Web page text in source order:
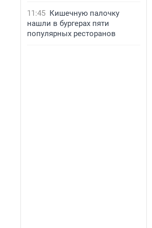
11:45 Кишечную палочку
нашли в бургерах пяти
популярных ресторанов